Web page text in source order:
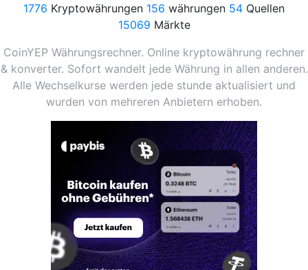
1776 Kryptowährungen 156 währungen 54 Quellen
15069 Märkte
CoinYEP Währungsrechner. Online kryptowährung rechner
& konverter. Sofort wandelt jede Währung in allen anderen.
Alle Wechselkurse werden jede stunde aktualisiert und
wurden von mehreren Anbietern erhoben.